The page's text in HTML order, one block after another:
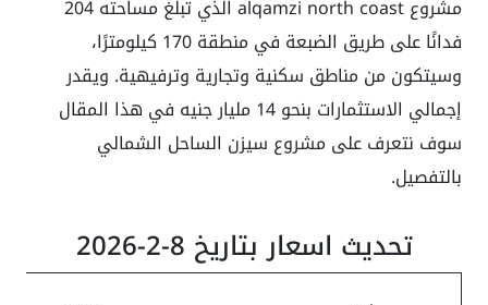
مشروعalqamzi north coast
الذي تبلغ مساحته 204
فدانًا على طريق الضبعة في منطقة 170 كيلومترًا،
وسيتكون من مناطق سكنية وتجارية وترفيهية. ويقدر
إجمالي الاستثمارات بنحو 14 مليار جنيه في هذا المقال
سوف نتعرف على مشروع سيزن الساحل الشمالي
بالتفصيل.
تحديث اسعار بتاريخ 8-2-2026